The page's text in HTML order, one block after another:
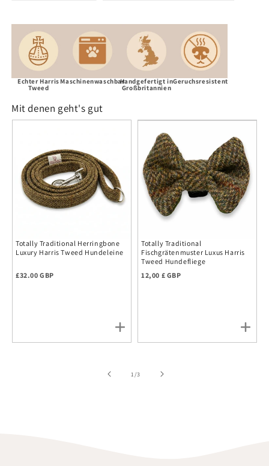
Echter Harris
Tweed
MaschinenwaschbarHandgefertigt in
Großbritannien
Geruchsresistent
Mit denen geht's gut
Totally Traditional Herringbone
Luxury Harris Tweed Hundeleine
Regulärer Preis
£32.00 GBP
Totally Traditional
Fischgrätenmuster Luxus Harris
Tweed Hundefliege
Normalpreis
12,00 £ GBP
1/of
3